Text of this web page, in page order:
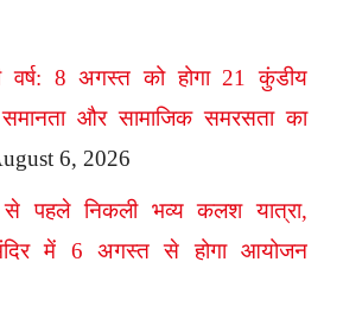
वर्ष: 8 अगस्त को होगा 21 कुंडीय
समानता और सामाजिक समरसता का
6, 2026
से पहले निकली भव्य कलश यात्रा,
मंदिर में 6 अगस्त से होगा आयोजन